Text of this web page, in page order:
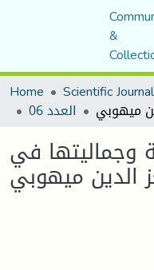
&
Home
العدد 06
وجماليتها في
الدين ميهوبي